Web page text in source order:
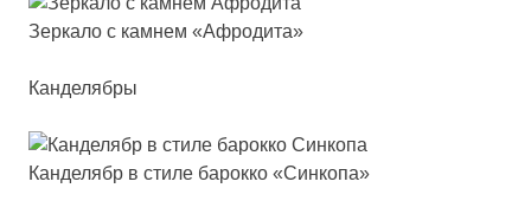
Зер­ка­ло с кам­нем «Афро­ди­та»
Канделябры
Кан­де­лябр в сти­ле ба­рок­ко «Син­ко­па»